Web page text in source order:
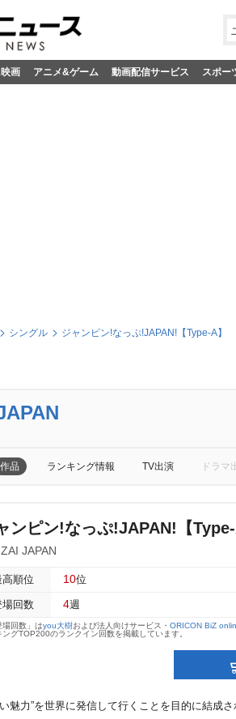
映画 アニメ&ゲーム 動画配信サービス スポー
シングル ジャンピン!なっぷ!JAPAN!【Type-A】
作品 ランキング情報 TV出演 ドラマ
ンピン!なっぷ!JAPAN!【Type-
JAPAN
高順位 10位
場回数 4週
回数」はyou大樹および法人向けサービス・ ORICON BiZ
ングTOP200のランクイン回数を掲載しています。
魅力”を世界に発信して行くことを目的に結成